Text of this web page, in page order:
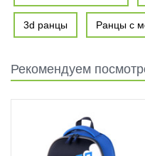
3d ранцы Ранцы с
Рекомендуем